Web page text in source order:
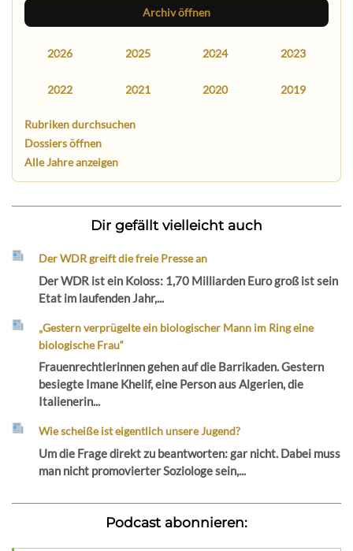
Archiv öffnen
2026 2025 2024 2023
2022 2021 2020 2019
Rubriken durchsuchen
Dossiers öffnen
Alle Jahre anzeigen
Dir gefällt vielleicht auch
Der WDR greift die freie Presse an
Der WDR ist ein Koloss: 1,70 Milliarden Euro groß ist sein
Etat im laufenden Jahr,...
„Gestern verprügelte ein biologischer Mann im Ring eine
biologische Frau“
Frauenrechtlerinnen gehen auf die Barrikaden. Gestern
besiegte Imane Khelif, eine Person aus Algerien, die
Italienerin...
Wie scheiße ist eigentlich unsere Jugend?
Um die Frage direkt zu beantworten: gar nicht. Dabei muss
man nicht promovierter Soziologe sein,...
Podcast abonnieren: